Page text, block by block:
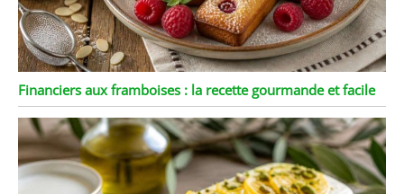
Financiers aux framboises : la recette gourmande et facile